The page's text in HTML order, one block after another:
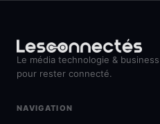
Le média technologie & business
pour rester connecté.
NAVIGATION